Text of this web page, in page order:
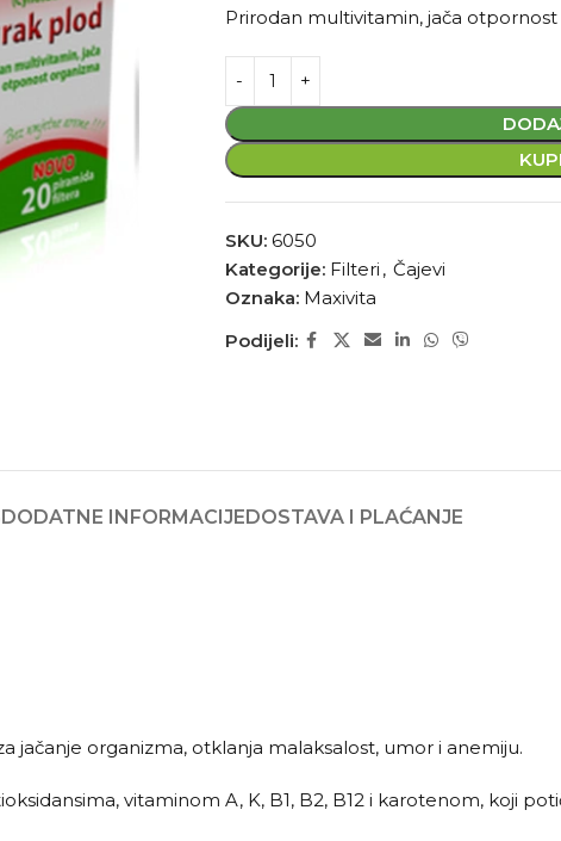
Prirodan multivitamin, jača otpornost
SKU: 6050
Kategorije: Filteri , Čajevi
Oznaka: Maxivita
Podijeli:
DODATNE INFORMACIJEDOSTAVA I PLAĆANJE
jačanje organizma, otklanja malaksalost, umor i anemiju.
vitaminom A, K, B1, B2, B12 i karotenom, koji